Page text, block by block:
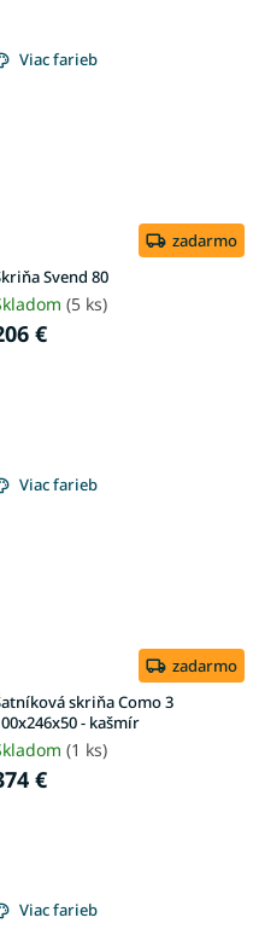
Viac farieb
zadarmo
Svend 80
(5 ks)
€
Viac farieb
zadarmo
skriňa Como 3
- kašmír
(1 ks)
€
Viac farieb